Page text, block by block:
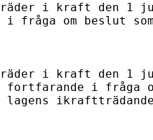
i kraft den 1
i fråga om beslut
i kraft den 1
i fråga